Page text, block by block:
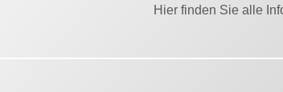
Hier finden Sie alle